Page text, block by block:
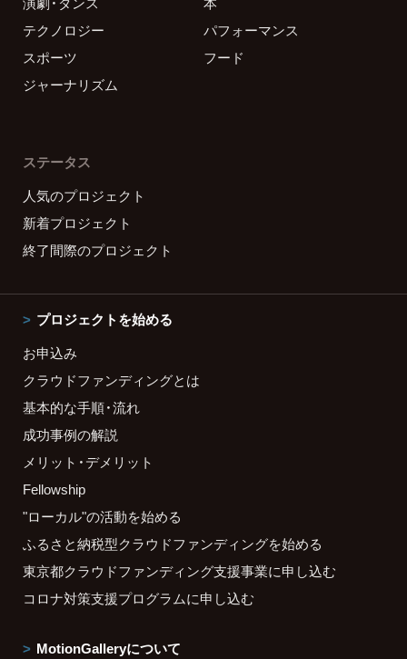
テクノロジー
パフォーマンス
スポーツ
フード
ジャーナリズム
ステータス
人気のプロジェクト
新着プロジェクト
終了間際のプロジェクト
プロジェクトを始める
お申込み
クラウドファンディングとは
基本的な手順・流れ
成功事例の解説
メリット・デメリット
Fellowship
"ローカル"の活動を始める
ふるさと納税型クラウドファンディングを始める
東京都クラウドファンディング支援事業に申し込む
コロナ対策支援プログラムに申し込む
MotionGalleryについて